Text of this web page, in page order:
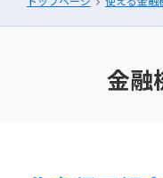
金融